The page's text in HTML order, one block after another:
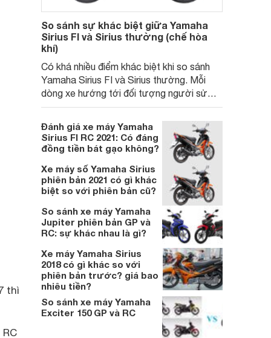
thì
So sánh sự khác biệt giữa Yamaha
Sirius FI và Sirius thường (chế hòa
khí)
Có khá nhiều điểm khác biệt khi so sánh
Yamaha Sirius FI và Sirius thường. Mỗi
dòng xe hướng tới đối tượng người sử
dụng khác nhau, bài viết dưới đây sẽ giúp
Đánh giá xe máy Yamaha
Sirius FI RC 2021: Có đáng
đồng tiền bát gạo không?
Xe máy số Yamaha Sirius
phiên bản 2021 có gì khác
biệt so với phiên bản cũ?
So sánh xe máy Yamaha
Jupiter phiên bản GP và
RC: sự khác nhau là gì?
Xe máy Yamaha Sirius
2018 có gì khác so với
phiên bản trước? giá bao
nhiêu tiền?
So sánh xe máy Yamaha
Exciter 150 GP và RC